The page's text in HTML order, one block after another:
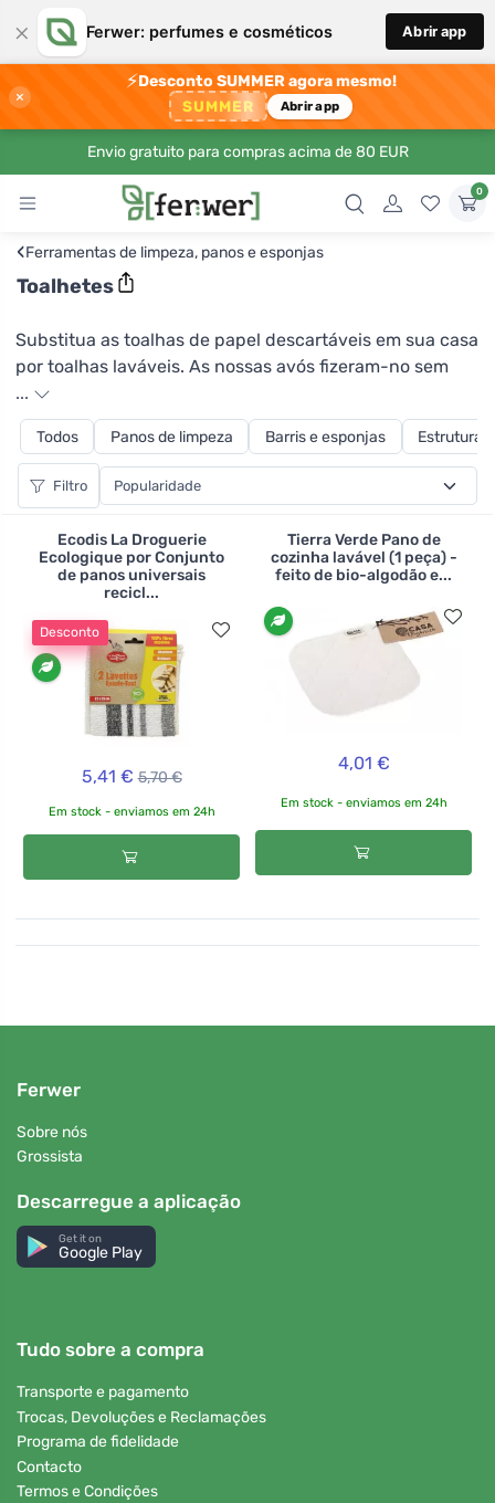
× Ferwer: perfumes e cosméticos Abrir app
×
⚡Desconto SUMMER agora mesmo!
SUMMER Abrir app
Envio gratuito para compras acima de 80 EUR
0
‹Ferramentas de limpeza, panos e esponjas
Toalhetes
Substitua as toalhas de papel descartáveis em sua casa
por toalhas laváveis. As nossas avós fizeram-no sem
terem uma pista sobre ecologia e sustentabilidade.
Além disso, costuraram-nas normalmente a partir de
roupa de cama velha. Graças à Ferwer, não tem de
encontrar nem linho nem uma máquina de costura para
reduzir o desperdício em sua casa, utilizando toalhas de
feitas de materiais reciclados e bio-algodão e bambu ,
que chupam perfeitamente. A sua utilização é
verdadeiramente versátil - desde a limpeza de loiça e
superfícies, à colocação de pratos, à limpeza da casa
inteira.
>br>
...
Todos Panos de limpeza Barris e esponjas Estruturas
Filtro
Ecodis La Droguerie
Ecologique por Conjunto
de panos universais
recicl...
Desconto
5,41 € 5,70 €
Em stock - enviamos em 24h
Tierra Verde Pano de
cozinha lavável (1 peça) -
feito de bio-algodão e...
4,01 €
Em stock - enviamos em 24h
Ferwer
Sobre nós
Grossista
Descarregue a aplicação
Get it on
Google Play
Tudo sobre a compra
Transporte e pagamento
Trocas, Devoluções e Reclamações
Programa de fidelidade
Contacto
Termos e Condições